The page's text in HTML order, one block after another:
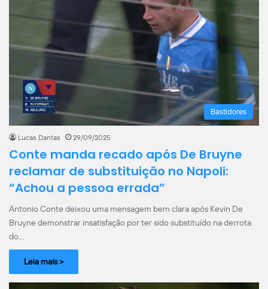
Bastidores
Lucas Dantas 29/09/2025
Conte manda recado após De Bruyne
reclamar de substituição no Napoli:
“Achou a pessoa errada”
Antonio Conte deixou uma mensagem bem clara após Kevin De
Bruyne demonstrar insatisfação por ter sido substituído na derrota
do…
Leia mais >